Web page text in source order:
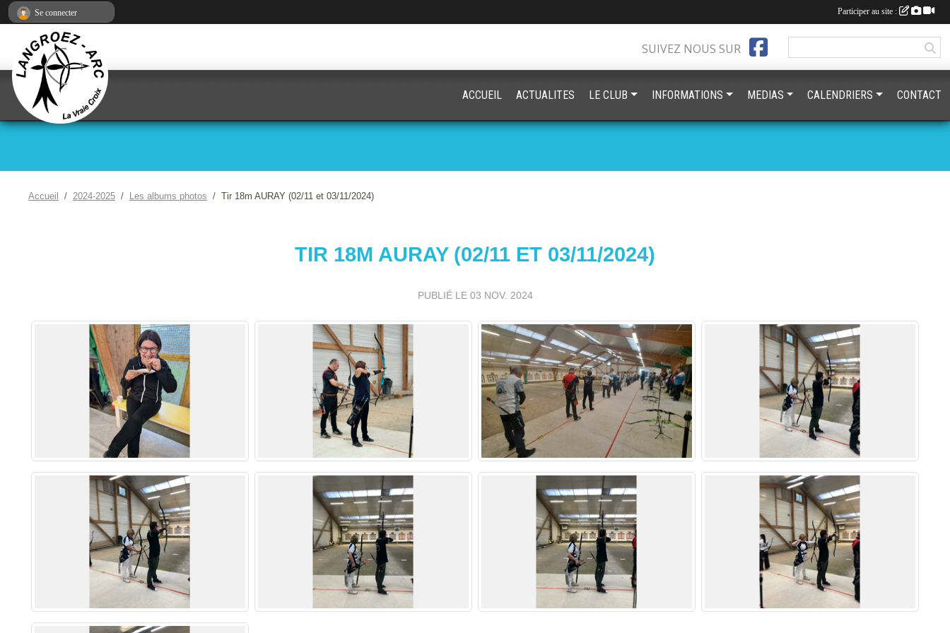
Accueil 2024-2025 Les albums photos Tir 18m AURAY (02/11 et 03/11/2024)
TIR 18M AURAY (02/11 ET 03/11/2024)
PUBLIÉ LE 03 NOV. 2024
SUIVEZ NOUS SUR
ACCUEIL ACTUALITES LE CLUB INFORMATIONS MEDIAS CALENDRIERS CONTACT
Se connecter Participer au site :
Panneau de gestion des cookies